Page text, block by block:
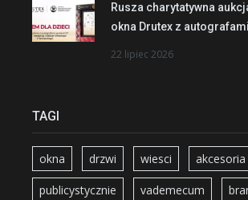
Rusza charytatywna
okna Drutex z
22 lipiec 2026
TAGI
okna drzwi wiesci akcesoria
publicystycznie vademecum